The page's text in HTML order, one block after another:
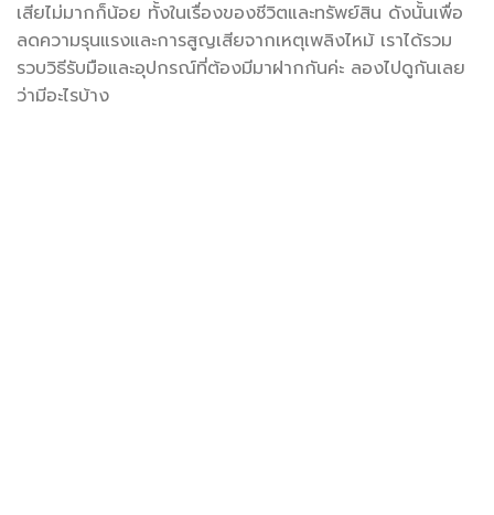
เสียไม่มากก็น้อย ทั้งในเรื่องของชีวิตและทรัพย์สิน ดังนั้นเพื่อ
ลดความรุนแรงและการสูญเสียจากเหตุเพลิงไหม้ เราได้รวม
รวบวิธีรับมือและอุปกรณ์ที่ต้องมีมาฝากกันค่ะ ลองไปดูกันเลย
ว่ามีอะไรบ้าง